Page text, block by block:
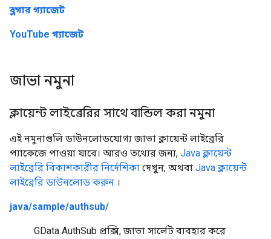
ব্লগার গ্যাজেট
YouTube গ্যাজেট
জাভা নমুনা
ক্লায়েন্ট লাইব্রেরির সাথে বান্ডিল করা নমুনা
এই নমুনাগুলি ডাউনলোডযোগ্য জাভা ক্লায়েন্ট লাইব্রেরি
প্যাকেজে পাওয়া যাবে। আরও তথ্যের জন্য, Java ক্লায়েন্ট
লাইব্রেরি বিকাশকারীর নির্দেশিকা দেখুন, অথবা Java ক্লায়েন্ট
লাইব্রেরি ডাউনলোড করুন ।
java/sample/authsub/
GData AuthSub প্রক্সি, জাভা সার্লেট ব্যবহার করে